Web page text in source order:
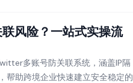
风险？一站式实操流
多账号防关联系统，涵盖IP隔
帮助跨境企业快速建立安全稳定的